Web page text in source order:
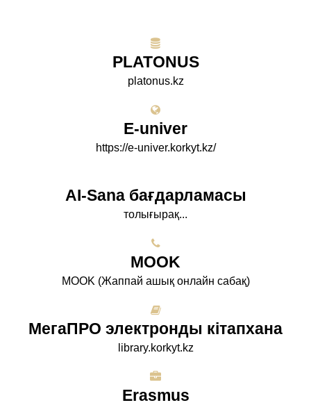
PLATONUS
platonus.kz
E-univer
https://e-univer.korkyt.kz/
AI-Sana бағдарламасы
толығырақ...
МООK
МООK (Жаппай ашық онлайн сабақ)
МегаПРО электронды кітапхана
library.korkyt.kz
Erasmus